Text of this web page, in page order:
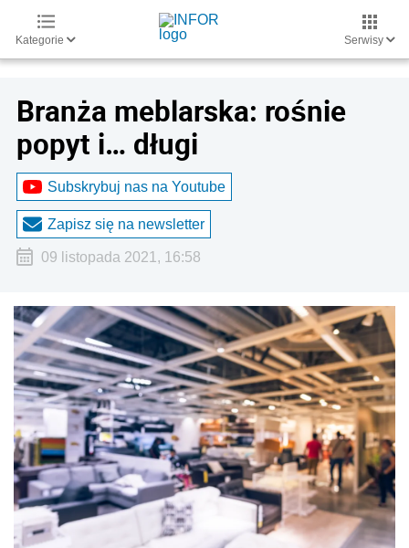
Kategorie Serwisy
Branża meblarska: rośnie
popyt i… długi
Subskrybuj nas na Youtube
Zapisz się na newsletter
09 listopada 2021, 16:58